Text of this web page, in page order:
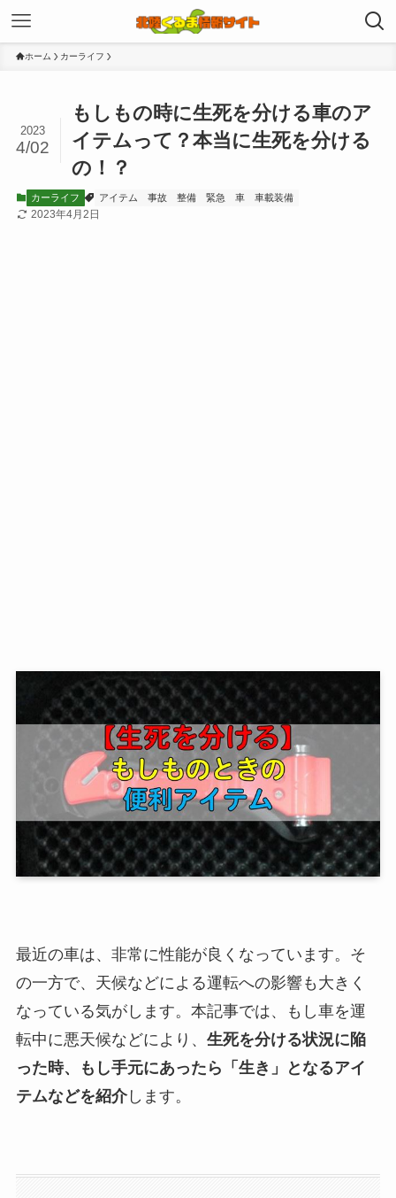
ホーム カーライフ
もしもの時に生死を分ける車のア
イテムって？本当に生死を分ける
の！？
2023
4/02
カーライフ アイテム 事故 整備 緊急 車 車載装備
2023年4月2日
最近の車は、非常に性能が良くなっています。そ
の一方で、天候などによる運転への影響も大きく
なっている気がします。本記事では、もし車を運
転中に悪天候などにより、 生死を分ける状況に陥
った時、もし手元にあったら「生き」となるアイ
テムなどを紹介します。